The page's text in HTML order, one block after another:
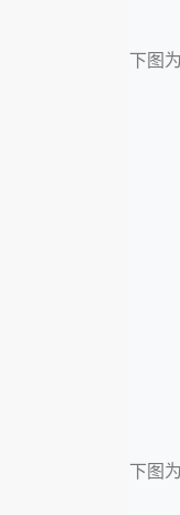
下图为
下图为